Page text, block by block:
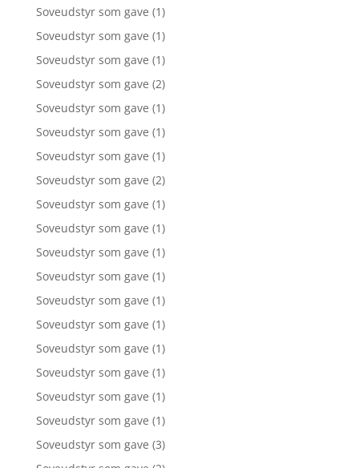
Soveudstyr som gave (1)
Soveudstyr som gave (1)
Soveudstyr som gave (1)
Soveudstyr som gave (2)
Soveudstyr som gave (1)
Soveudstyr som gave (1)
Soveudstyr som gave (1)
Soveudstyr som gave (2)
Soveudstyr som gave (1)
Soveudstyr som gave (1)
Soveudstyr som gave (1)
Soveudstyr som gave (1)
Soveudstyr som gave (1)
Soveudstyr som gave (1)
Soveudstyr som gave (1)
Soveudstyr som gave (1)
Soveudstyr som gave (1)
Soveudstyr som gave (1)
Soveudstyr som gave (3)